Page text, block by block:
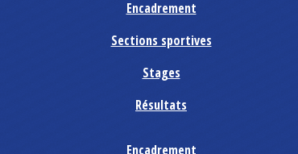
Encadrement
Sections sportives
Stages
Résultats
Encadrement